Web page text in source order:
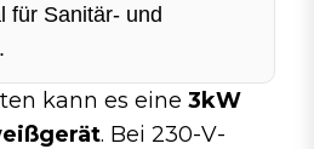
für Sanitär- und
kann es eine 3kW
. Bei 230-V-